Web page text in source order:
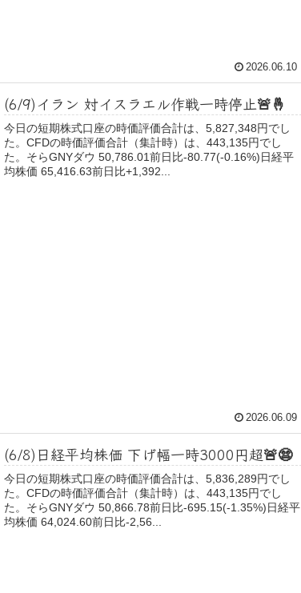
2026.06.10
(6/9)イラン 対イスラエル作戦一時停止🚨🤞
今日の短期株式口座の時価評価合計は、5,827,348円でし
た。CFDの時価評価合計（集計時）は、443,135円でし
た。そらGNYダウ 50,786.01前日比-80.77(-0.16%)日経平
均株価 65,416.63前日比+1,392...
2026.06.09
(6/8)日経平均株価 下げ幅一時3000円超🚨😨
今日の短期株式口座の時価評価合計は、5,836,289円でし
た。CFDの時価評価合計（集計時）は、443,135円でし
た。そらGNYダウ 50,866.78前日比-695.15(-1.35%)日経平
均株価 64,024.60前日比-2,56...